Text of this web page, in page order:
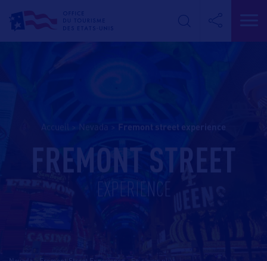
Accueil Nevada fremont street experience
FREMONT STREET
EXPERIENCE